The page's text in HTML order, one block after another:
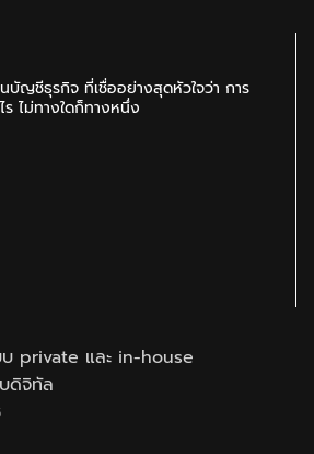
บัญชีธุรกิจ ที่เชื่ออย่างสุดหัวใจว่า การ
ไม่ทางใดก็ทางหนึ่ง
private และ in-house
ดิจิทัล